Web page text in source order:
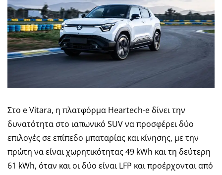
Στο e Vitara, η πλατφόρμα Heartech-e δίνει την
δυνατότητα στο ιαπωνικό SUV να προσφέρει δύο
επιλογές σε επίπεδο μπαταρίας και κίνησης, με την
πρώτη να είναι χωρητικότητας 49 kWh και τη δεύτερη
61 kWh, όταν και οι δύο είναι LFP και προέρχονται από